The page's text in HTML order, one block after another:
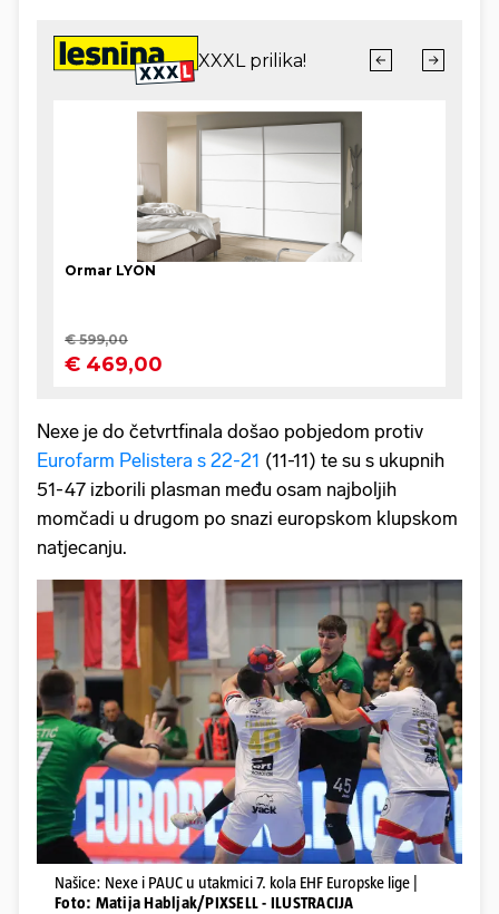
Nexe je do četvrtfinala došao pobjedom protiv
Eurofarm Pelistera s 22-21 (11-11) te su s ukupnih
51-47 izborili plasman među osam najboljih
momčadi u drugom po snazi europskom klupskom
natjecanju.
Našice: Nexe i PAUC u utakmici 7. kola EHF Europske lige |
Foto: Matija Habljak/PIXSELL - ILUSTRACIJA